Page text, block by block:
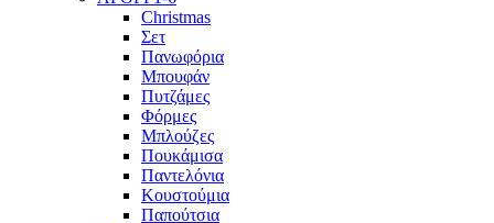
Christmas
Σετ
Πανωφόρια
Μπουφάν
Πυτζάμες
Φόρμες
Μπλούζες
Πουκάμισα
Παντελόνια
Κουστούμια
Παπούτσια